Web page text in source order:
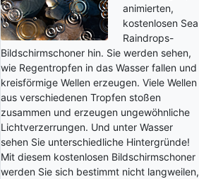
animierten,
kostenlosen Sea
Raindrops-
Bildschirmschoner hin. Sie werden sehen,
wie Regentropfen in das Wasser fallen und
kreisförmige Wellen erzeugen. Viele Wellen
aus verschiedenen Tropfen stoßen
zusammen und erzeugen ungewöhnliche
Lichtverzerrungen. Und unter Wasser
sehen Sie unterschiedliche Hintergründe!
Mit diesem kostenlosen Bildschirmschoner
werden Sie sich bestimmt nicht langweilen,